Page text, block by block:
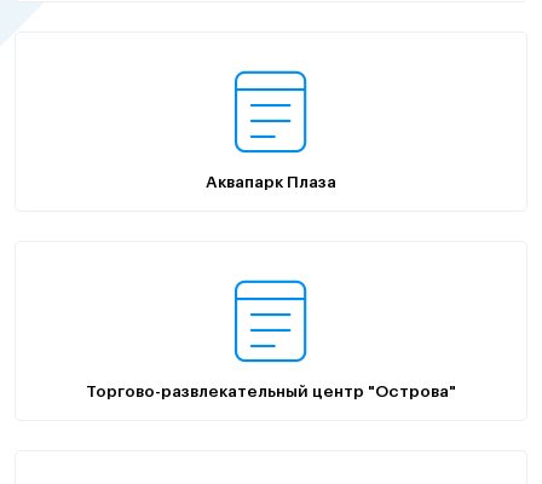
Аквапарк Плаза
Торгово-развлекательный центр "Острова"